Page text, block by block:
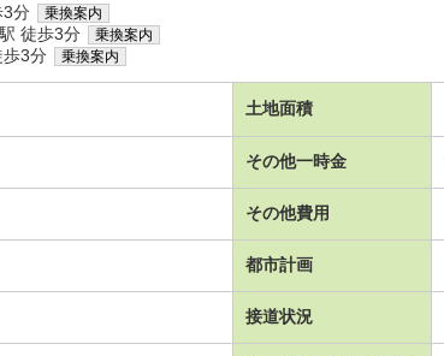
3分 乗換案内
徒歩3分 乗換案内
歩3分 乗換案内
土地面積
その他一時金
その他費用
都市計画
接道状況